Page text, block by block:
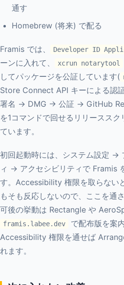
通す
Homebrew (将来) で配る
Framis では、 Developer ID
ーンに入れて、
xcrun notarytool
してパッケージを公証しています(
Store Connect API キーによる認
署名 → DMG → 公証 → GitHub
を1コマンドで回せるリリースス
ています。
初回起動時には、システム設定 →
ィ → アクセシビリティで Framis
す。Accessibility 権限を取らない
もそも反応しないので、ここを通
可後の挙動は Rectangle や
framis.labee.dev
で配布版を案
Accessibility 権限を通せば
れます。